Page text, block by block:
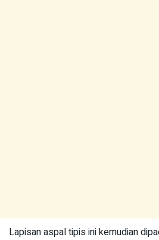
Lapisan aspal tipis ini kemudian